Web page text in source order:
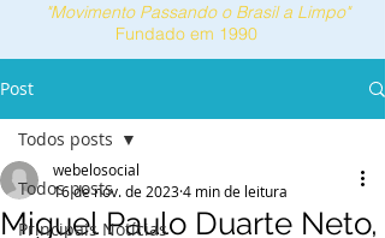
"Movimento Passando o Brasil a Limpo"
Fundado em 1990
Post
Todos posts
Principais Notícias
Todos posts
Miguel Paulo Duarte Neto,
webelosocial
16 de nov. de 20234 min de leitura